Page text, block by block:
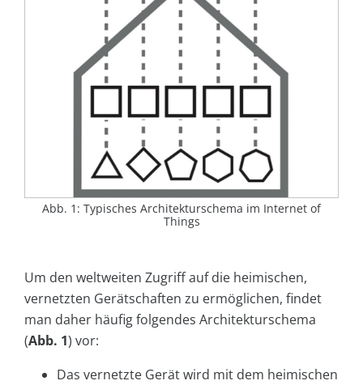
Abb. 1: Typisches Architekturschema im Internet of
Things
Um den weltweiten Zugriff auf die heimischen,
vernetzten Gerätschaften zu ermöglichen, findet
man daher häufig folgendes Architekturschema
(Abb. 1) vor:
Das vernetzte Gerät wird mit dem heimischen